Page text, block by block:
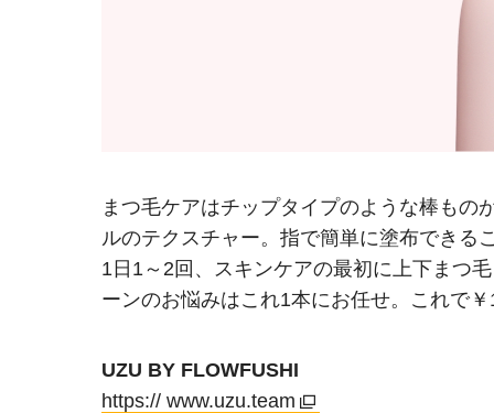
まつ毛ケアはチップタイプのような棒もの
ルのテクスチャー。指で簡単に塗布できる
1日1～2回、スキンケアの最初に上下まつ
ーンのお悩みはこれ1本にお任せ。これで
UZU BY FLOWFUSHI
https:// www.uzu.team